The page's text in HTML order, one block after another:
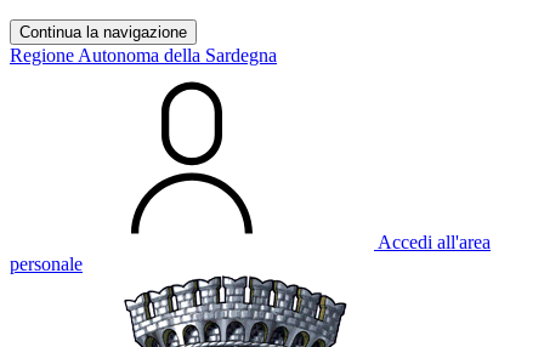
Continua la navigazione
Regione Autonoma della Sardegna
Accedi all'area
personale